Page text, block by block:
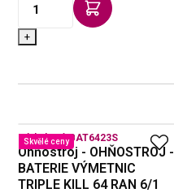
+
Skvělé ceny
Kód zboží:BAT6423S
Ohňostroj - OHŇOSTROJ -
BATERIE VÝMETNIC
TRIPLE KILL 64 RAN 6/1